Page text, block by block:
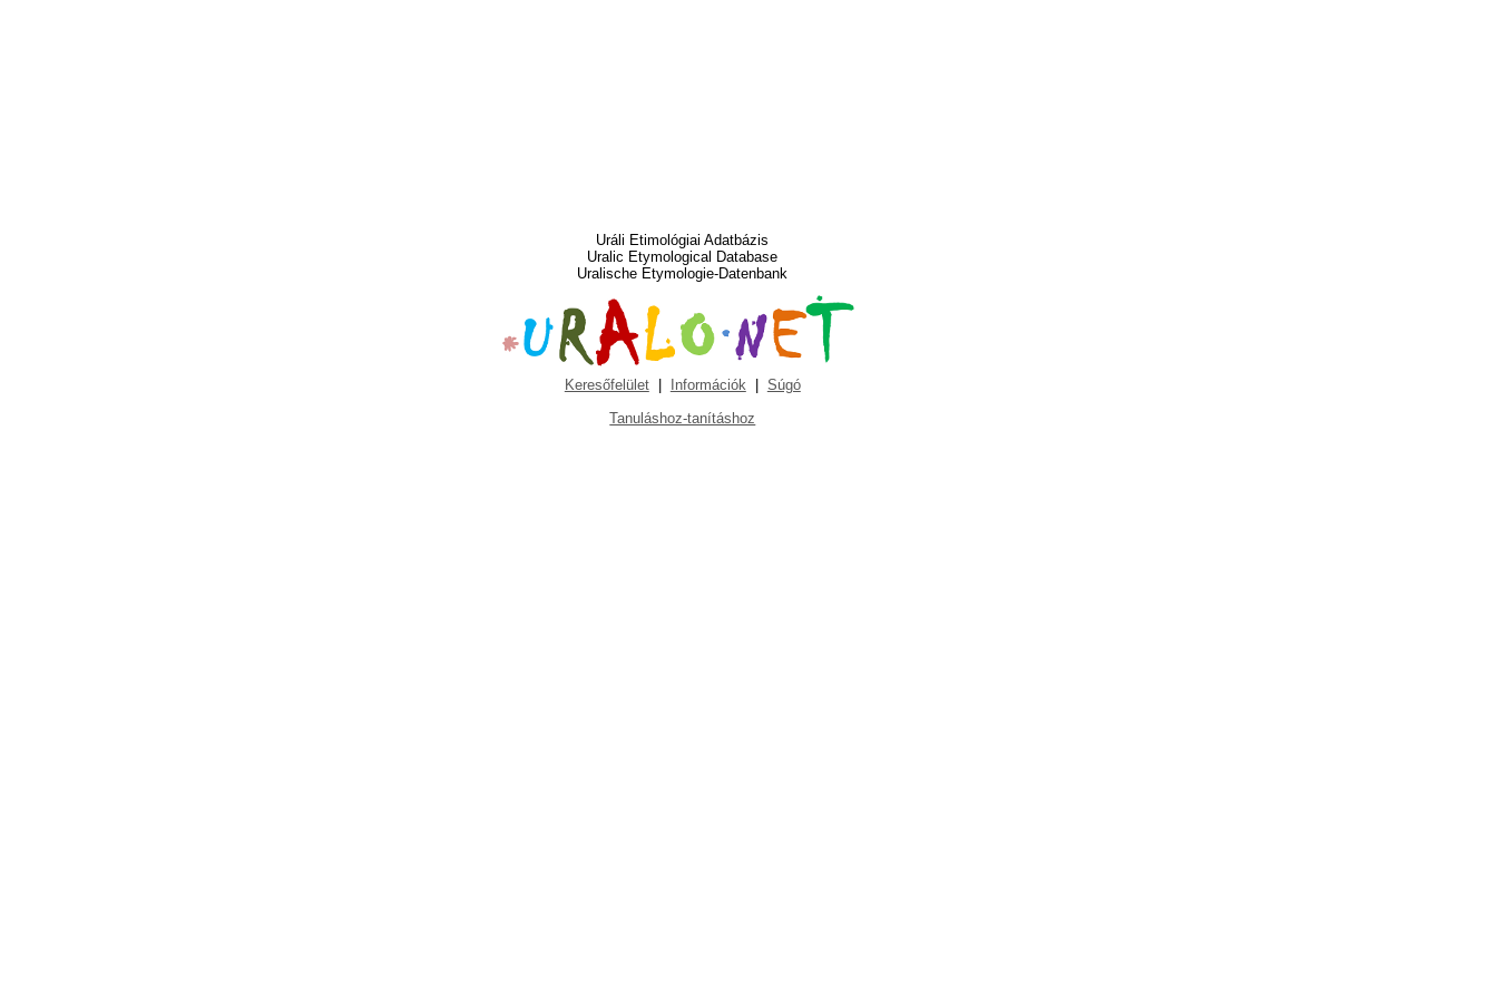
Uráli Etimológiai Adatbázis
Uralic Etymological Database
Uralische Etymologie-Datenbank
Keresőfelület| Információk| Súgó
Tanuláshoz-tanításhoz